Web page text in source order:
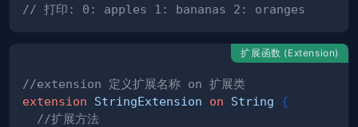
// 打印: 0: apples 1: bananas 2: oranges
扩展函数 (Extension)
//extension 定义扩展名称 on 扩展类
extension
StringExtension on String
{
//扩展方法